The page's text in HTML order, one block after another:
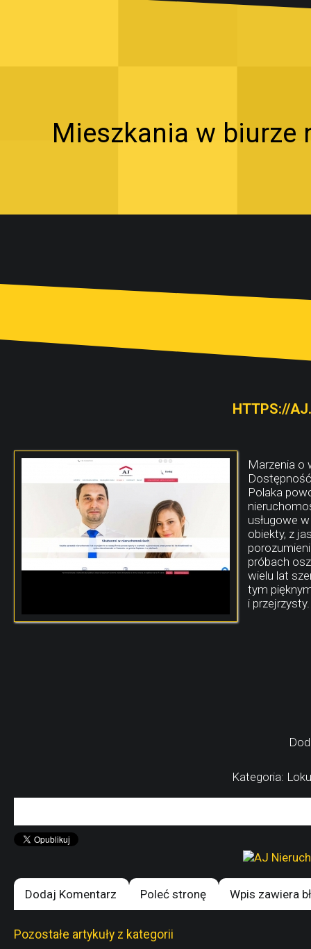
Mieszkania w biurze
HTTPS://
Marzenia o
Polaka
usługowe
obiekty, z
próbach
wielu lat
tym
i przejrzysty.
Kategoria:
Dodaj Komentarz Poleć stronę Wpis zawiera
Pozostałe artykuły z kategorii